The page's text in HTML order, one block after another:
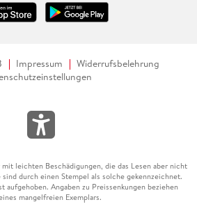
Impressum
Widerrufsbelehrung
leichten Beschädigungen, die das Lesen aber nicht
durch einen Stempel als solche gekennzeichnet.
aufgehoben. Angaben zu Preissenkungen beziehen
mangelfreien Exemplars.